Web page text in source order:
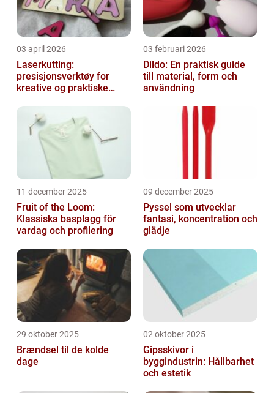
03 april 2026
Laserkutting:
presisjonsverktøy for
kreative og praktiske
03 februari 2026
Dildo: En praktisk guide
till material, form och
användning
11 december 2025
Fruit of the Loom:
Klassiska basplagg för
vardag och profilering
09 december 2025
Pyssel som utvecklar
fantasi, koncentration och
glädje
29 oktober 2025
Brændsel til de kolde
dage
02 oktober 2025
Gipsskivor i
byggindustrin: Hållbarhet
och estetik